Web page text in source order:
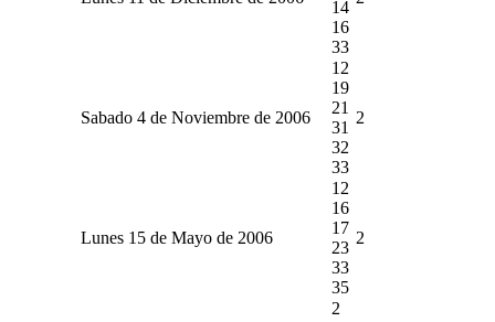
14
16
33
Sabado 4 de Noviembre de 2006
12
19
21
31
32
33
2
Lunes 15 de Mayo de 2006
12
16
17
23
33
35
2
2